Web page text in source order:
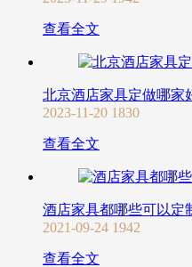
查看全文
北京酒店家具定做哪家
2023-11-20 1830
查看全文
酒店家具都哪些可以定
2021-09-24 1942
查看全文